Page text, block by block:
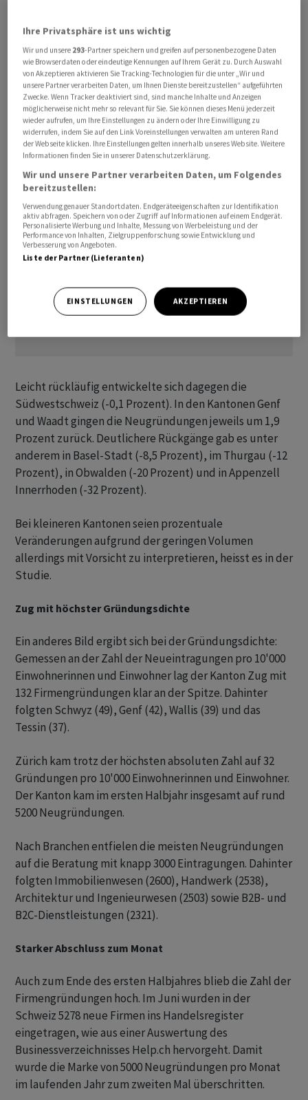
Nach Regionen legten die Firmengründungen in den
meisten Landesteilen zu. Besonders stark war das
Wachstum im Tessin mit einem Plus von 14 Prozent auf
über 1300 Neueintragungen. Auch das Espace
Mittelland (+4,2 Prozent), die Zentralschweiz (+3,3
Prozent), die Ostschweiz und die Nordwestschweiz (je
+2,6 Prozent) verzeichneten Zuwächse.
Leicht rückläufig entwickelte sich dagegen die
Südwestschweiz (-0,1 Prozent). In den Kantonen Genf
und Waadt gingen die Neugründungen jeweils um 1,9
Prozent zurück. Deutlichere Rückgänge gab es unter
anderem in Basel-Stadt (-8,5 Prozent), im Thurgau (-12
Prozent), in Obwalden (-20 Prozent) und in Appenzell
Innerrhoden (-32 Prozent).
Bei kleineren Kantonen seien prozentuale
Veränderungen aufgrund der geringen Volumen
allerdings mit Vorsicht zu interpretieren, heisst es in der
Studie.
Zug mit höchster Gründungsdichte
Ein anderes Bild ergibt sich bei der Gründungsdichte:
Gemessen an der Zahl der Neueintragungen pro 10'000
Einwohnerinnen und Einwohner lag der Kanton Zug mit
132 Firmengründungen klar an der Spitze. Dahinter
folgten Schwyz (49), Genf (42), Wallis (39) und das
Tessin (37).
Zürich kam trotz der höchsten absoluten Zahl auf 32
Gründungen pro 10'000 Einwohnerinnen und Einwohner.
Der Kanton kam im ersten Halbjahr insgesamt auf rund
5200 Neugründungen.
Nach Branchen entfielen die meisten Neugründungen
auf die Beratung mit knapp 3000 Eintragungen. Dahinter
folgten Immobilienwesen (2600), Handwerk (2538),
Architektur und Ingenieurwesen (2503) sowie B2B- und
B2C-Dienstleistungen (2321).
Starker Abschluss zum Monat
Auch zum Ende des ersten Halbjahres blieb die Zahl der
Firmengründungen hoch. Im Juni wurden in der
Schweiz 5278 neue Firmen ins Handelsregister
eingetragen, wie aus einer Auswertung des
Businessverzeichnisses Help.ch hervorgeht. Damit
wurde die Marke von 5000 Neugründungen pro Monat
im laufenden Jahr zum zweiten Mal überschritten.
Ihre Privatsphäre ist uns wichtig
Wir und unsere 293-Partner speichern und greifen auf personenbezogene Daten
wie Browserdaten oder eindeutige Kennungen auf Ihrem Gerät zu. Durch Auswahl
von Akzeptieren aktivieren Sie Tracking-Technologien für die unter „Wir und
unsere Partner verarbeiten Daten, um Ihnen Dienste bereitzustellen“ aufgeführten
Zwecke. Wenn Tracker deaktiviert sind, sind manche Inhalte und Anzeigen
möglicherweise nicht mehr so relevant für Sie. Sie können dieses Menü jederzeit
wieder aufrufen, um Ihre Einstellungen zu ändern oder Ihre Einwilligung zu
widerrufen, indem Sie auf den Link Voreinstellungen verwalten am unteren Rand
der Webseite klicken. Ihre Einstellungen gelten innerhalb unseres Website. Weitere
Informationen finden Sie in unserer Datenschutzerklärung.
Wir und unsere Partner verarbeiten Daten, um Folgendes
bereitzustellen:
Verwendung genauer Standortdaten. Endgeräteeigenschaften zur Identifikation
aktiv abfragen. Speichern von oder Zugriff auf Informationen auf einem Endgerät.
Personalisierte Werbung und Inhalte, Messung von Werbeleistung und der
Performance von Inhalten, Zielgruppenforschung sowie Entwicklung und
Verbesserung von Angeboten.
Liste der Partner (Lieferanten)
EINSTELLUNGEN AKZEPTIEREN